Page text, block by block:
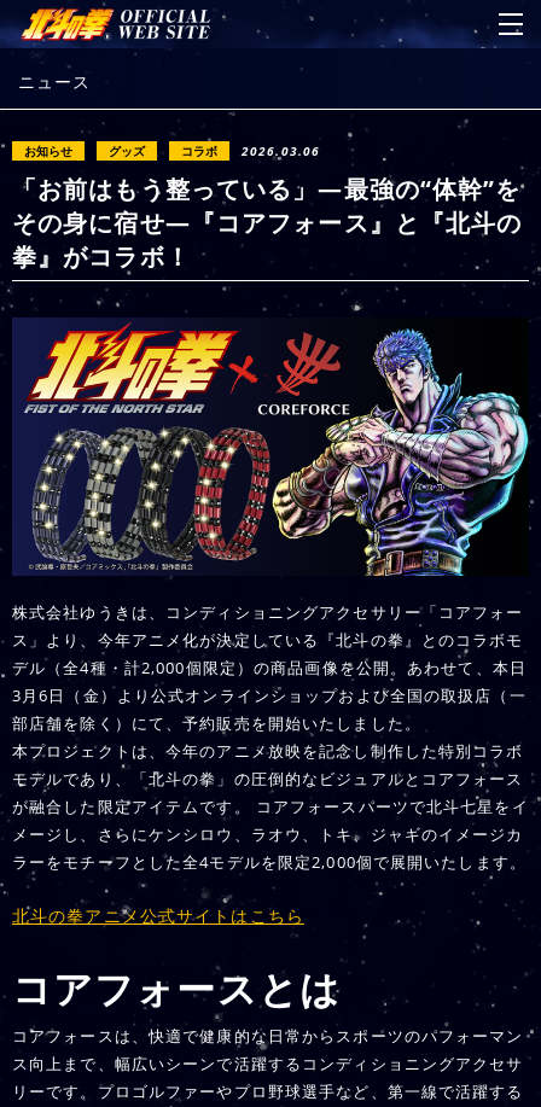
ニュース
お知らせ グッズ コラボ 2026.03.06
「お前はもう整っている」―最強の“体幹”を
その身に宿せ―『コアフォース』と『北斗の
拳』がコラボ！
株式会社ゆうきは、コンディショニングアクセサリー「コアフォー
ス」より、今年アニメ化が決定している『北斗の拳』とのコラボモ
デル（全4種・計2,000個限定）の商品画像を公開。あわせて、本日
3月6日（金）より公式オンラインショップおよび全国の取扱店（一
部店舗を除く）にて、予約販売を開始いたしました。
本プロジェクトは、今年のアニメ放映を記念し制作した特別コラボ
モデルであり、「北斗の拳」の圧倒的なビジュアルとコアフォース
が融合した限定アイテムです。 コアフォースパーツで北斗七星をイ
メージし、さらにケンシロウ、ラオウ、トキ、ジャギのイメージカ
ラーをモチーフとした全4モデルを限定2,000個で展開いたします。
北斗の拳アニメ公式サイトはこちら
コアフォースとは
コアフォースは、快適で健康的な日常からスポーツのパフォーマン
ス向上まで、幅広いシーンで活躍するコンディショニングアクセサ
リーです。プロゴルファーやプロ野球選手など、第一線で活躍する